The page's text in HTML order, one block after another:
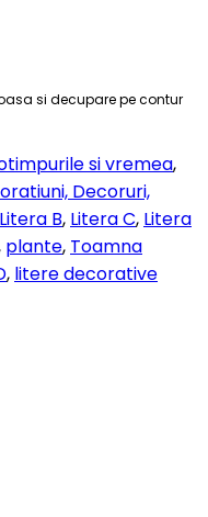
si decupare pe contur
si vremea,
Decoruri,
Litera B, Litera C, Litera
plante, Toamna
, litere decorative